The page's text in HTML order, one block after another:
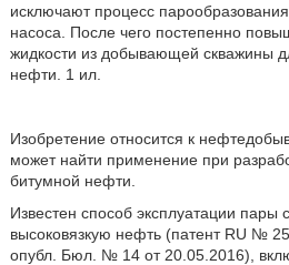
исключают процесс
насоса. После чего постепенно
жидкости из добывающей скважины
нефти. 1 ил.
Изобретение относится к
может найти применение при
битумной нефти.
Известен способ эксплуатации
высоковязкую нефть (патент RU №
опубл. Бюл. № 14 от 20.05.2016),